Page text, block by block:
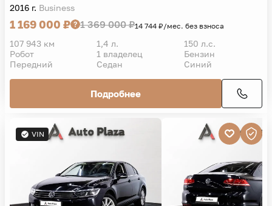
2016 г. Business
1 169 000 ₽ 1 369 000 ₽14 744 ₽/мес. без взноса
107 943 км 1,4 л.
150 л.с.
Робот
1 владелец
Бензин
Передний
Седан Синий
Подробнее
VIN